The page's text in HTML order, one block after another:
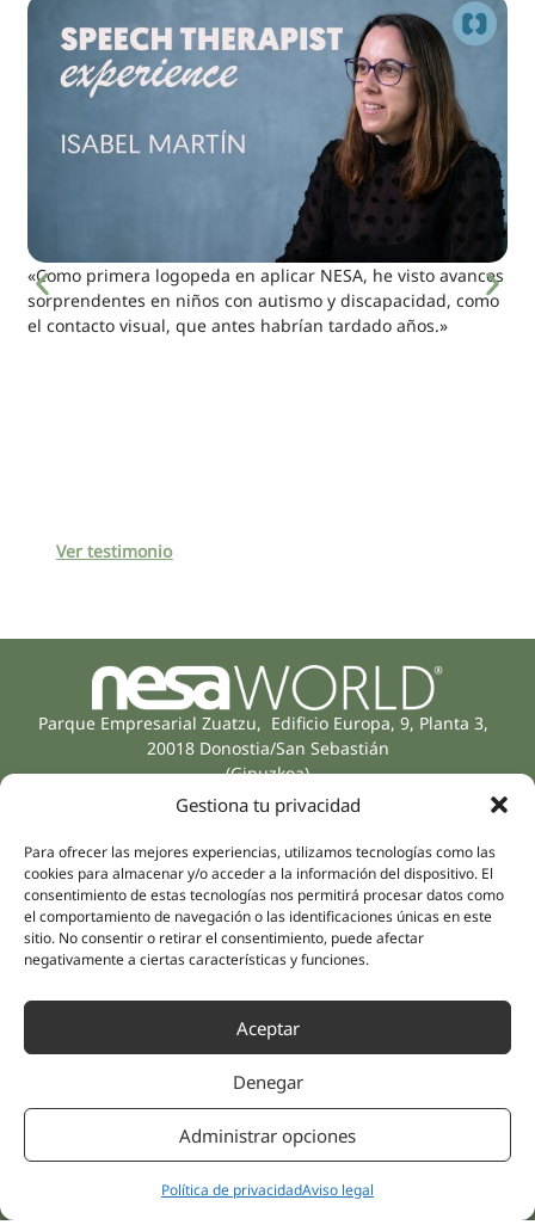
Gestiona tu privacidad
Para ofrecer las mejores experiencias, utilizamos tecnologías como las
cookies para almacenar y/o acceder a la información del dispositivo. El
consentimiento de estas tecnologías nos permitirá procesar datos como
el comportamiento de navegación o las identificaciones únicas en este
sitio. No consentir o retirar el consentimiento, puede afectar
negativamente a ciertas características y funciones.
Aceptar
Denegar
Administrar opciones
Política de privacidadAviso legal
«Como primera logopeda en aplicar NESA, he visto avances
sorprendentes en niños con autismo y discapacidad, como
el contacto visual, que antes habrían tardado años.»
Ver testimonio
Parque Empresarial Zuatzu, Edificio Europa, 9, Planta 3,
20018 Donostia/San Sebastián
(Gipuzkoa)
Especialidades
Salud íntima
Sports
Salud mental
Neurología y dolor
Medicina interna
Compañía
Equipo humano
Distribuidores
Partnerships
Evidencia científica
Clínicas
Tratamientos pacientes
Instagram
Youtube
Facebook